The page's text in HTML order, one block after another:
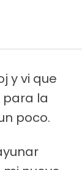
y vi que
la
poco.